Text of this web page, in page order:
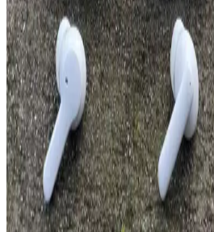
Kablosuz fareler, kullanım kolaylığı ve
Farklı modellerin DPI, bağlantı ve
kullanıcıların ihtiyaçlarına göre seçim
Uygun Fiyatlı Aktif Bluetooth
Özellikleri ve Değerlendirmeleri
Uygun fiyatlı aktif Bluetooth
fiyat aralıklarıyla günlük kullanım için
Performans ve dayanıklılık açısından
noktaları içerir.
QCY T13 ve Huawei
Karşılaştırması: Hangi Model